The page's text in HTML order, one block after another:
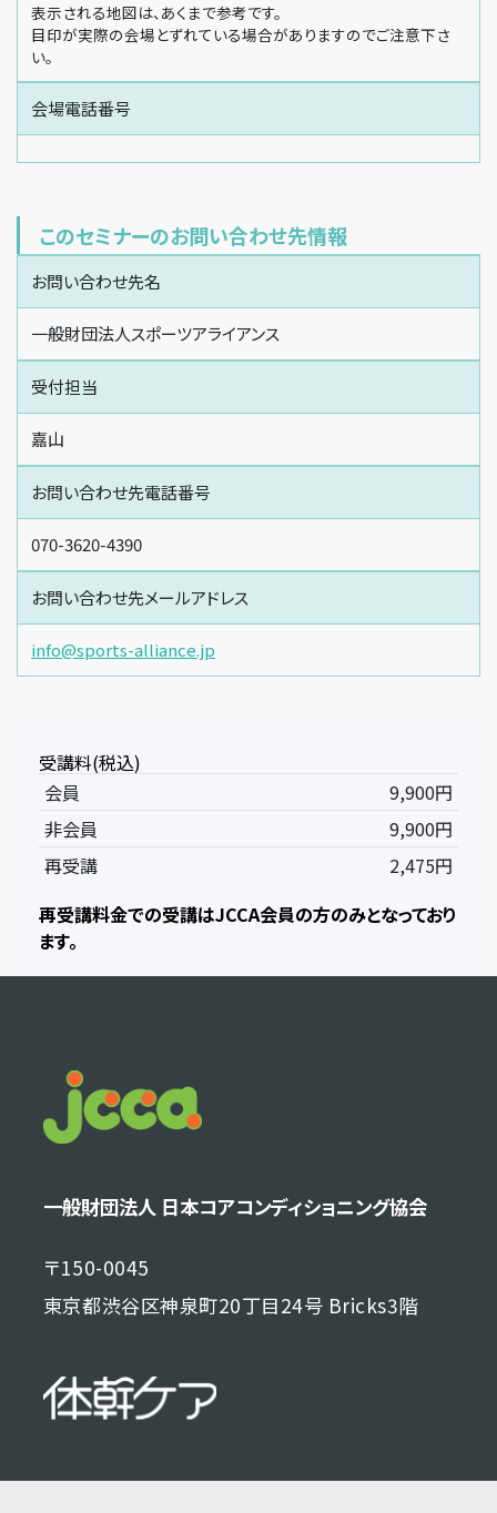
表示される地図は、あくまで参考です。
目印が実際の会場とずれている場合がありますのでご注意下さ
い。
会場電話番号
このセミナーのお問い合わせ先情報
お問い合わせ先名
一般財団法人スポーツアライアンス
受付担当
嘉山
お問い合わせ先電話番号
070-3620-4390
お問い合わせ先メールアドレス
info@sports-alliance.jp
受講料(税込)
会員
9,900円
非会員
9,900円
再受講
2,475円
再受講料金での受講はJCCA会員の方のみとなっており
ます。
一般財団法人 日本コアコンディショニング協会
〒150-0045
東京都渋谷区神泉町20丁目24号 Bricks3階